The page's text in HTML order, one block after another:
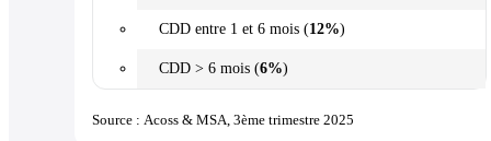
CDD entre 1 et 6 mois (12%)
CDD > 6 mois (6%)
Source : Acoss & MSA, 3ème trimestre 2025